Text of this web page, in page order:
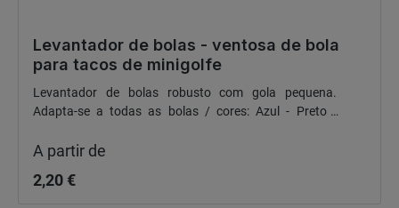
Levantador de bolas - ventosa de bola
para tacos de minigolfe
Levantador de bolas robusto com gola pequena.
Adapta-se a todas as bolas / cores: Azul - Preto -
A partir de
2,20 €